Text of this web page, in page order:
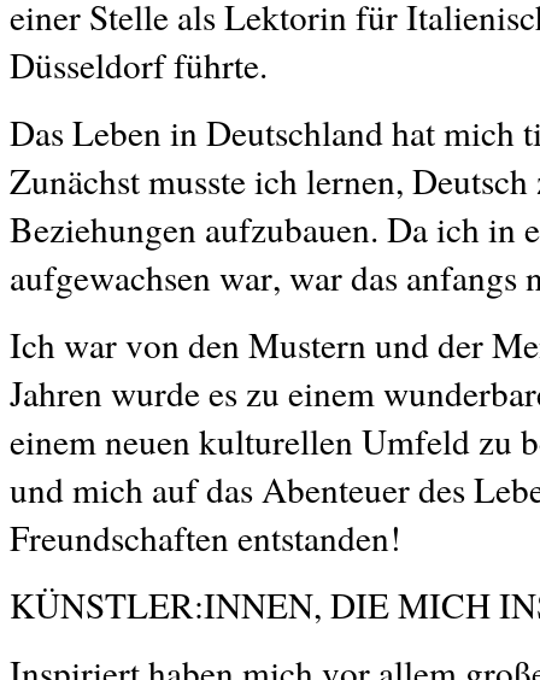
einer Stelle als Lektorin für
Düsseldorf führte.
Das Leben in Deutschland hat
Zunächst musste ich lernen,
Beziehungen aufzubauen. Da ich
aufgewachsen war, war das anfangs
Ich war von den Mustern und der
Jahren wurde es zu einem
einem neuen kulturellen Umfeld zu
und mich auf das Abenteuer des
Freundschaften entstanden!
KÜNSTLER:INNEN, DIE MICH